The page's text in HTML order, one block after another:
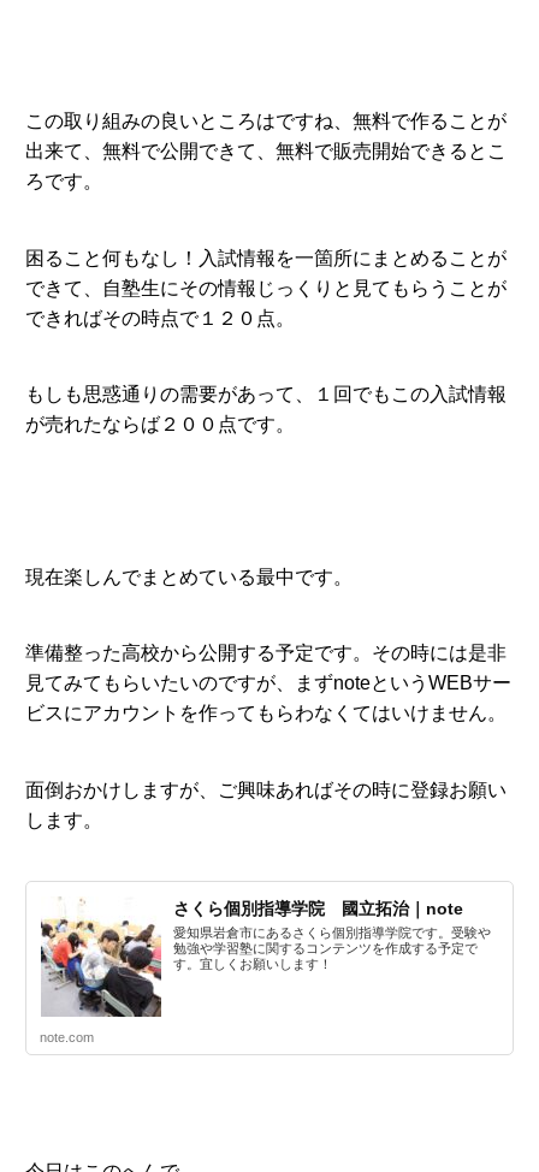
この取り組みの良いところはですね、無料で作ることが
出来て、無料で公開できて、無料で販売開始できるとこ
ろです。
困ること何もなし！入試情報を一箇所にまとめることが
できて、自塾生にその情報じっくりと見てもらうことが
できればその時点で１２０点。
もしも思惑通りの需要があって、１回でもこの入試情報
が売れたならば２００点です。
現在楽しんでまとめている最中です。
準備整った高校から公開する予定です。その時には是非
見てみてもらいたいのですが、まずnoteというWEBサー
ビスにアカウントを作ってもらわなくてはいけません。
面倒おかけしますが、ご興味あればその時に登録お願い
します。
さくら個別指導学院 國立拓治｜note
愛知県岩倉市にあるさくら個別指導学院です。受験や
勉強や学習塾に関するコンテンツを作成する予定で
す。宜しくお願いします！
note.com